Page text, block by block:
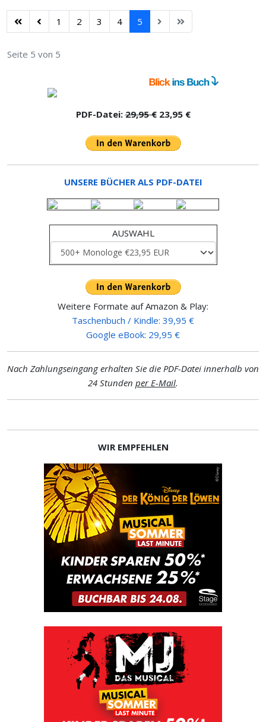
1 2 3 4 5
Seite 5 von 5
PDF-Datei:29,95 €23,95 €
UNSERE BÜCHER ALS PDF-DATEI
AUSWAHL
Weitere Formate auf Amazon & Play:
Taschenbuch / Kindle: 39,95 €
Google eBook: 29,95 €
Nach Zahlungseingang erhalten Sie die PDF-Datei innerhalb von
24 Stunden per E-Mail.
WIR EMPFEHLEN